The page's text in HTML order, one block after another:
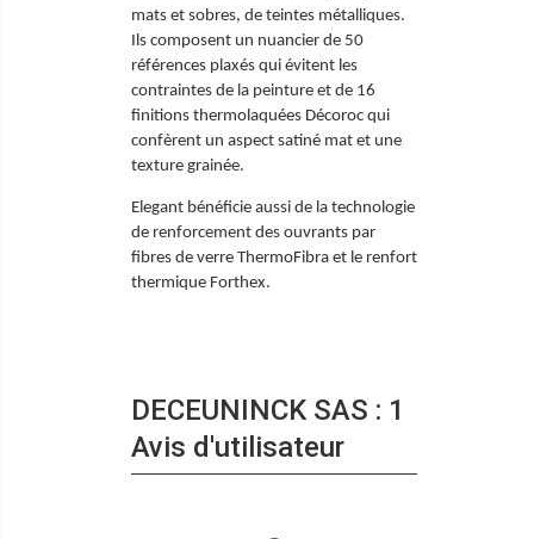
mats et sobres, de teintes métalliques.
Ils composent un nuancier de 50
références plaxés qui évitent les
contraintes de la peinture et de 16
finitions thermolaquées Décoroc qui
confèrent un aspect satiné mat et une
texture grainée.
Elegant bénéficie aussi de la technologie
de renforcement des ouvrants par
fibres de verre ThermoFibra et le renfort
thermique Forthex.
DECEUNINCK SAS : 1
Avis d'utilisateur